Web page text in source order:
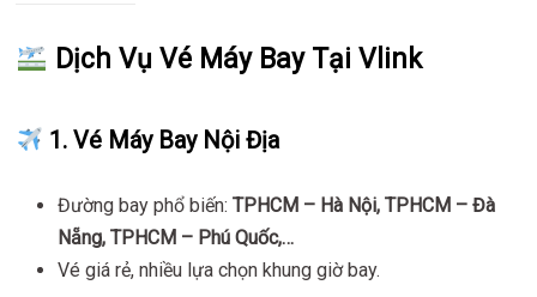
Dịch Vụ Vé Máy Bay Tại Vlink
1. Vé Máy Bay Nội Địa
Đường bay phổ biến:TPHCM – Hà Nội, TPHCM – Đà
Nẵng, TPHCM – Phú Quốc,…
Vé giá rẻ, nhiều lựa chọn khung giờ bay.